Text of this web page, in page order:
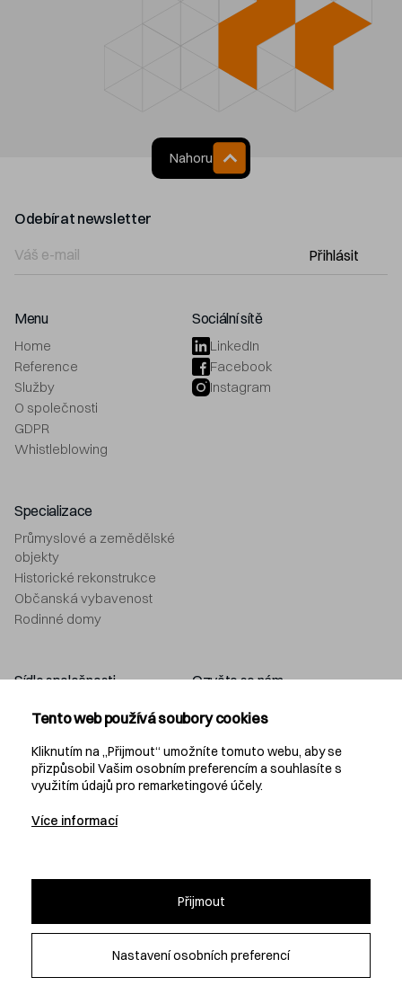
Nahoru
Menu
Home
Reference
Služby
O společnosti
GDPR
Whistleblowing
Sociální sítě
LinkedIn
Facebook
Instagram
Specializace
Průmyslové a zemědělské
objekty
Historické rekonstrukce
Občanská vybavenost
Rodinné domy
Sídlo společnosti
Navláčil stavební firma, s.r.o.
Bartošova 5532
760 01 Zlín
Ozvěte se nám
+420 577 212 049
info@navlacil.cz
DEVELOPMENT
Odebírat newsletter
Přihlásit
© 2026 Navláčil stavební firma, s.r.o.
Tento web používá soubory cookies
Kliknutím na „Přijmout“ umožníte tomuto webu, aby se
přizpůsobil Vašim osobním preferencím a souhlasíte s
využitím údajů pro remarketingové účely.
Více informací
Přijmout
Nastavení osobních preferencí